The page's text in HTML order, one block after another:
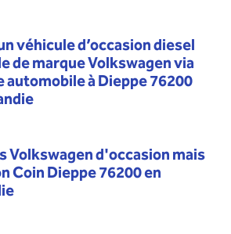
véhicule d’occasion diesel
de marque Volkswagen via
automobile à Dieppe 76200
Volkswagen d'occasion mais
Coin Dieppe 76200 en